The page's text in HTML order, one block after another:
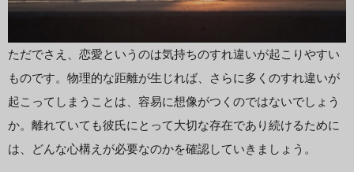
ただでさえ、恋愛というのは気持ちのすれ違いが起こりやすい
ものです。物理的な距離が生じれば、さらに多くのすれ違いが
起こってしまうことは、容易に想像がつくのではないでしょう
か。離れていても彼氏にとって大切な存在であり続けるために
は、どんな心構えが必要なのかを確認していきましょう。